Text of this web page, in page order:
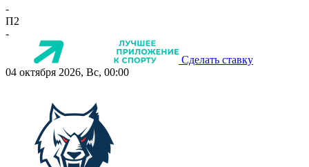
-
П2
-
Сделать ставку
04 октября 2026, Вс, 00:00